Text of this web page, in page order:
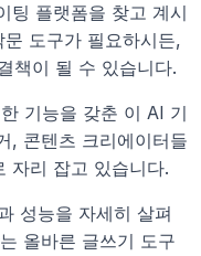
팅 플랫폼을 찾고 계시
도구가 필요하시든,
책이 될 수 있습니다.
기능을 갖춘 이 AI 기
, 콘텐츠 크리에이터들
자리 잡고 있습니다.
성능을 자세히 살펴
올바른 글쓰기 도구